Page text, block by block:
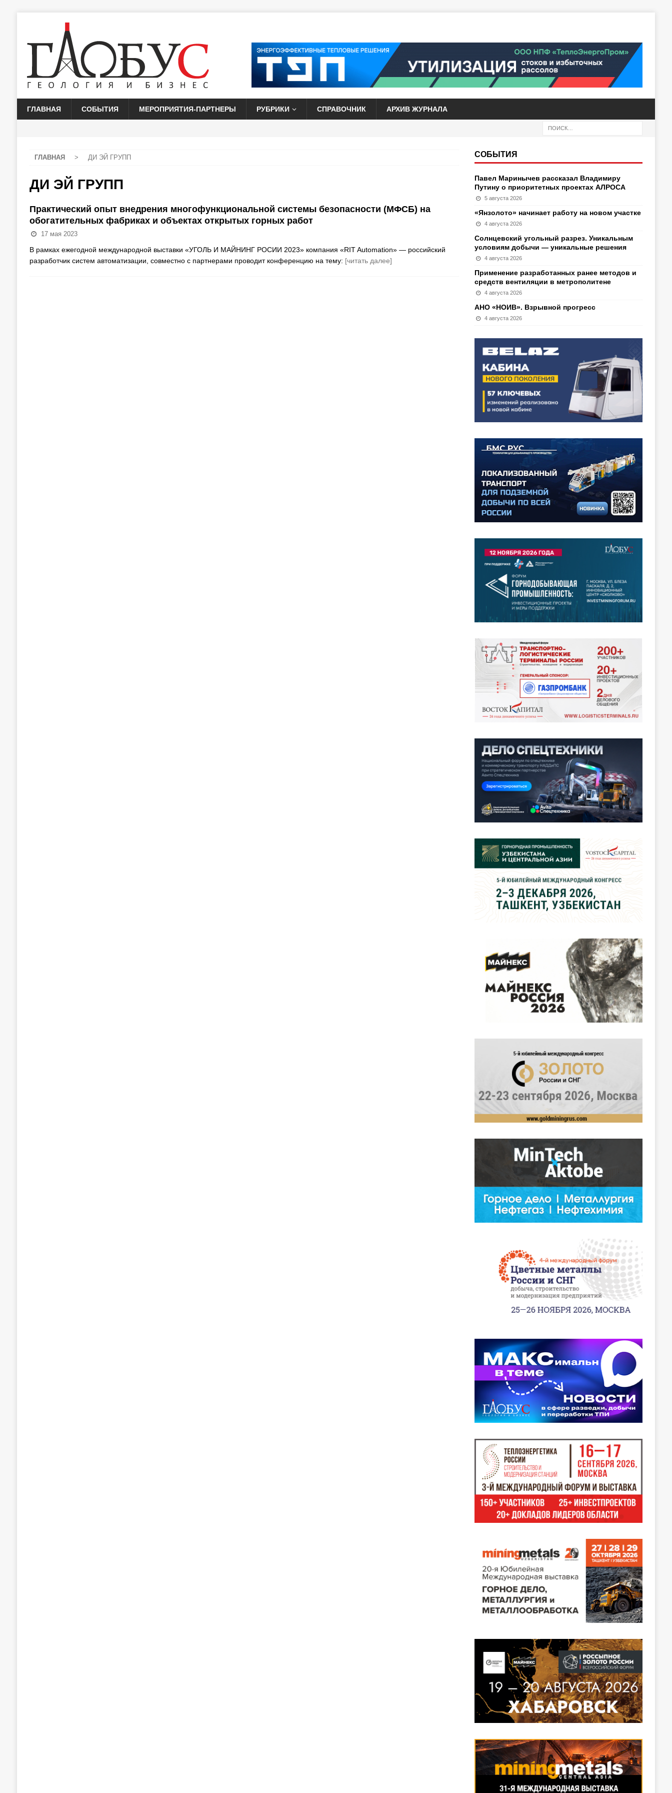
ГЛАВНАЯ СОБЫТИЯ МЕРОПРИЯТИЯ-ПАРТНЕРЫ РУБРИКИ СПРАВОЧНИК АРХИВ ЖУРНАЛА
ГЛАВНАЯ > ДИ ЭЙ ГРУПП
ДИ ЭЙ ГРУПП
Практический опыт внедрения многофункциональной системы безопасности (МФСБ) на
обогатительных фабриках и объектах открытых горных работ
17 мая 2023
В рамках ежегодной международной выставки «УГОЛЬ И МАЙНИНГ РОСИИ 2023» компания «RIT Automation» — российский
разработчик систем автоматизации, совместно с партнерами проводит конференцию на тему: [читать далее]
СОБЫТИЯ
Павел Маринычев рассказал Владимиру
Путину о приоритетных проектах АЛРОСА
5 августа 2026
«Янзолото» начинает работу на новом участке
4 августа 2026
Солнцевский угольный разрез. Уникальным
условиям добычи — уникальные решения
4 августа 2026
Применение разработанных ранее методов и
средств вентиляции в метрополитене
4 августа 2026
АНО «НОИВ». Взрывной прогресс
4 августа 2026